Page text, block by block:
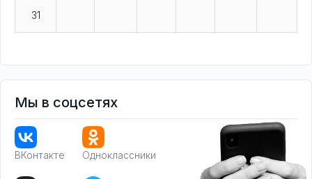
31
Мы в соцсетях
ВКонтакте Одноклассники